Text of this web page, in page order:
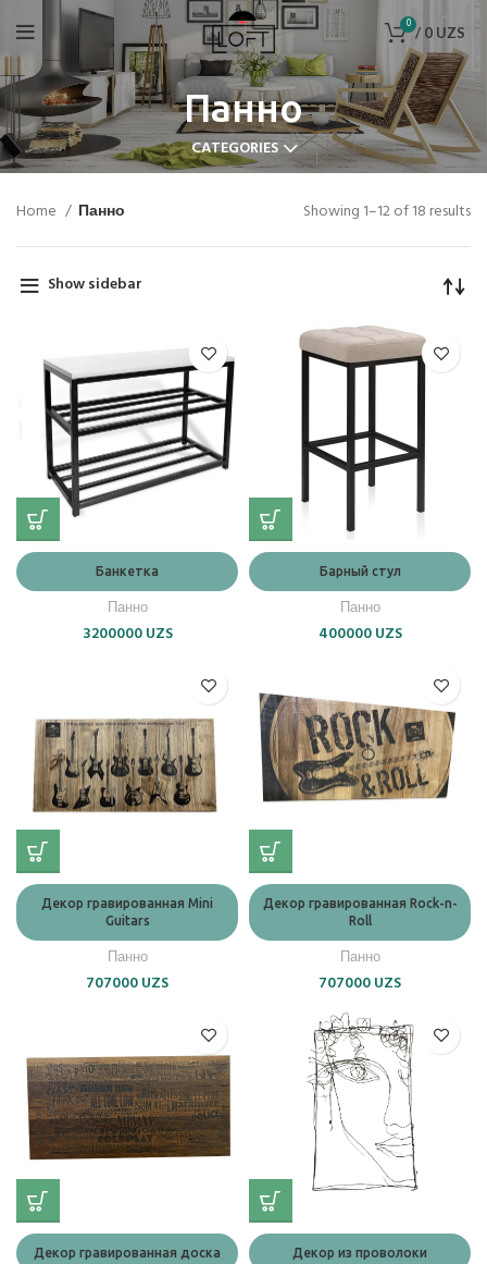
0 / 0 UZS
Панно
CATEGORIES
Home Панно Showing 1–12 of 18 results
Show sidebar
Банкетка
Панно
3200000UZS
Барный стул
Панно
400000UZS
Декор гравированная Mini
Guitars
Панно
707000UZS
Декор гравированная Rock-n-
Roll
Панно
707000UZS
Декор гравированная доска Декор из проволоки